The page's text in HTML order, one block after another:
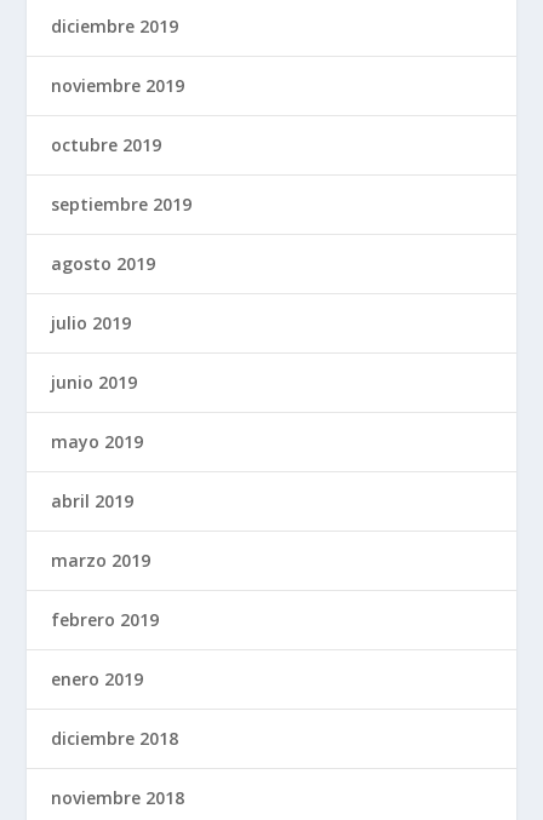
diciembre 2019
noviembre 2019
octubre 2019
septiembre 2019
agosto 2019
julio 2019
junio 2019
mayo 2019
abril 2019
marzo 2019
febrero 2019
enero 2019
diciembre 2018
noviembre 2018